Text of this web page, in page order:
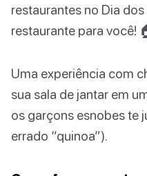
restaurantes no Dia
restaurante para você!
Uma experiência com
sua sala de jantar em
os garçons esnobes te
errado “quinoa”).